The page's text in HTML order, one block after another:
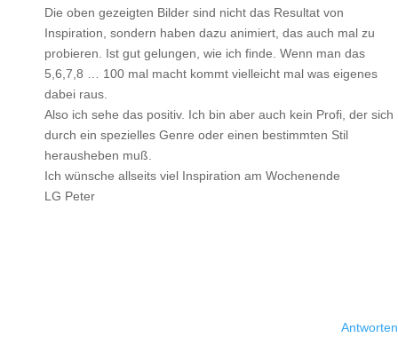
Die oben gezeigten Bilder sind nicht das Resultat von
Inspiration, sondern haben dazu animiert, das auch mal zu
probieren. Ist gut gelungen, wie ich finde. Wenn man das
5,6,7,8 … 100 mal macht kommt vielleicht mal was eigenes
dabei raus.
Also ich sehe das positiv. Ich bin aber auch kein Profi, der sich
durch ein spezielles Genre oder einen bestimmten Stil
herausheben muß.
Ich wünsche allseits viel Inspiration am Wochenende
LG Peter
Antworten